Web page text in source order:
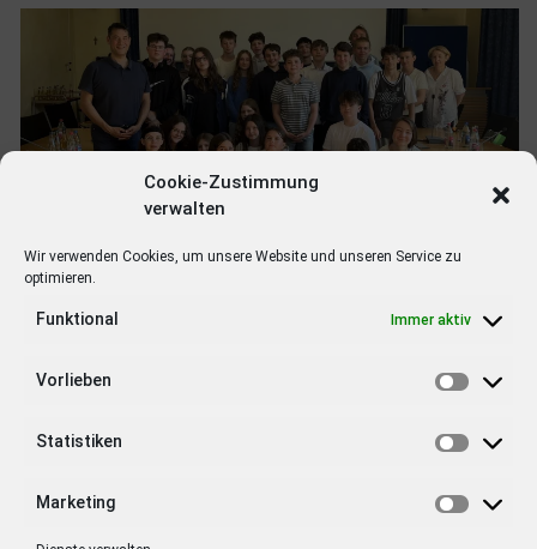
Cookie-Zustimmung
verwalten
Wir verwenden Cookies, um unsere Website und unseren Service zu
optimieren.
Funktional Immer aktiv
Vorlieben
Statistiken
Marketing
persönlich im Foyer des Rathauses. Er erklärte die
zugleich mit einigen Fragen das Wissen der Kinder über ihre